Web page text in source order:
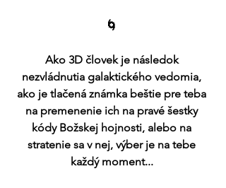
🌀
Ako 3D človek je následok
nezvládnutia galaktického vedomia,
ako je tlačená známka beštie pre teba
na premenenie ich na pravé šestky
kódy Božskej hojnosti, alebo na
stratenie sa v nej, výber je na tebe
každý moment...